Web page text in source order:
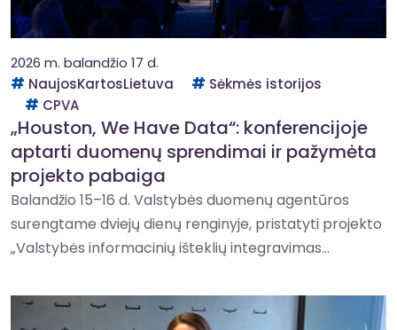
2026 m. balandžio 17 d.
NaujosKartosLietuva
Sėkmės istorijos
CPVA
„Houston, We Have Data“: konferencijoje
aptarti duomenų sprendimai ir pažymėta
projekto pabaiga
Balandžio 15–16 d. Valstybės duomenų agentūros
surengtame dviejų dienų renginyje, pristatyti projekto
„Valstybės informacinių išteklių integravimas...